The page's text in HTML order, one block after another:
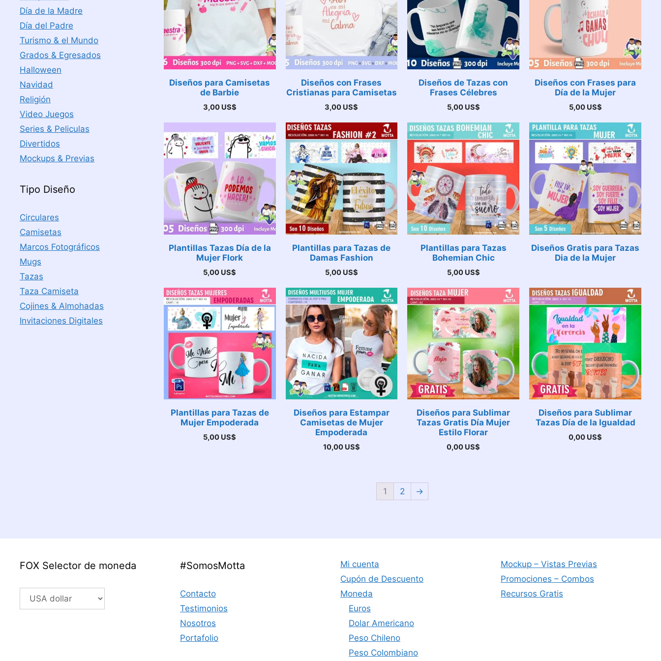
Diseños para Camisetas
de Barbie
3,00 US$
Diseños con Frases
Cristianas para Camisetas
3,00 US$
Diseños de Tazas con
Frases Célebres
5,00 US$
Diseños con Frases para
Día de la Mujer
5,00 US$
Plantillas Tazas Día de la
Mujer Flork
5,00 US$
Plantillas para Tazas de
Damas Fashion
5,00 US$
Plantillas para Tazas
Bohemian Chic
5,00 US$
Diseños Gratis para Tazas
Dia de la Mujer
Plantillas para Tazas de
Mujer Empoderada
5,00 US$
Diseños para Estampar
Camisetas de Mujer
Empoderada
10,00 US$
Diseños para Sublimar
Tazas Gratis Día Mujer
Estilo Florar
0,00 US$
Diseños para Sublimar
Tazas Día de la Igualdad
0,00 US$
1 2 →
Día de la Madre
Día del Padre
Turismo & el Mundo
Grados & Egresados
Halloween
Navidad
Religión
Video Juegos
Series & Peliculas
Divertidos
Mockups & Previas
Tipo Diseño
Circulares
Camisetas
Marcos Fotográficos
Mugs
Tazas
Taza Camiseta
Cojines & Almohadas
Invitaciones Digitales
FOX Selector de moneda #SomosMotta
Contacto
Testimonios
Nosotros
Portafolio
Mi cuenta
Cupón de Descuento
Moneda
Euros
Dolar Americano
Peso Chileno
Peso Colombiano
Mockup – Vistas Previas
Promociones – Combos
Recursos Gratis